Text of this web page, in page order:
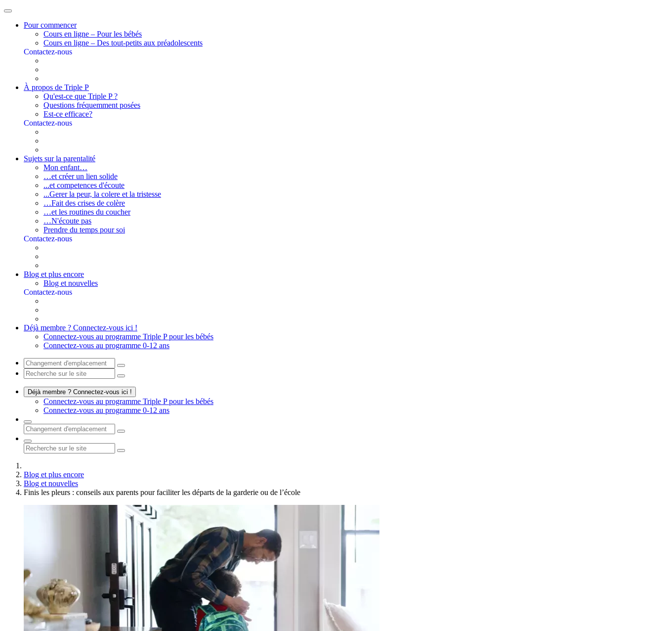
Pour commencer
Cours en ligne – Pour les bébés
Cours en ligne – Des tout-petits aux préadolescents
Contactez-nous
À propos de Triple P
Qu'est-ce que Triple P ?
Questions fréquemment posées
Est-ce efficace?
Contactez-nous
Sujets sur la parentalité
Mon enfant…
…et créer un lien solide
...et competences d'écoute
...Gerer la peur, la colere et la tristesse
…Fait des crises de colère
…et les routines du coucher
…N'écoute pas
Prendre du temps pour soi
Contactez-nous
Blog et plus encore
Blog et nouvelles
Contactez-nous
Déjà membre ? Connectez-vous ici !
Connectez-vous au programme Triple P pour les bébés
Connectez-vous au programme 0-12 ans
Déjà membre ? Connectez-vous ici !
Connectez-vous au programme Triple P pour les bébés
Connectez-vous au programme 0-12 ans
Blog et plus encore
Blog et nouvelles
Finis les pleurs : conseils aux parents pour faciliter les départs de la garderie ou de l’école